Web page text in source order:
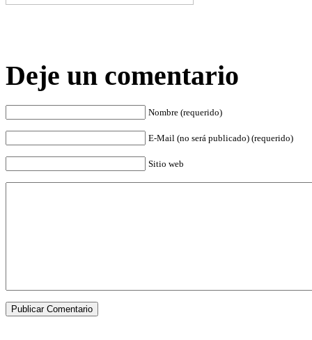
Deje un comentario
Nombre (requerido)
E-Mail (no será publicado) (requerido)
Sitio web